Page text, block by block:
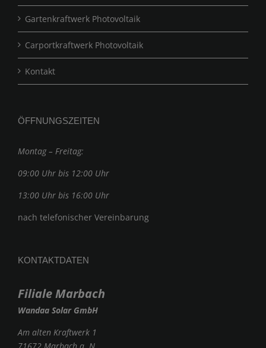
Gartenkraftwerk Photovoltaik
Carportkraftwerk Photovoltaik
Kontakt
ÖFFNUNGSZEITEN
Montag – Freitag:
09:00 Uhr bis 12:00 Uhr
13:00 Uhr bis 16:00 Uhr
nach telefonischer Vereinbarung
KONTAKTDATEN
Filiale Marbach
Wandaa Solar GmbH
Am alten Kraftwerk 1